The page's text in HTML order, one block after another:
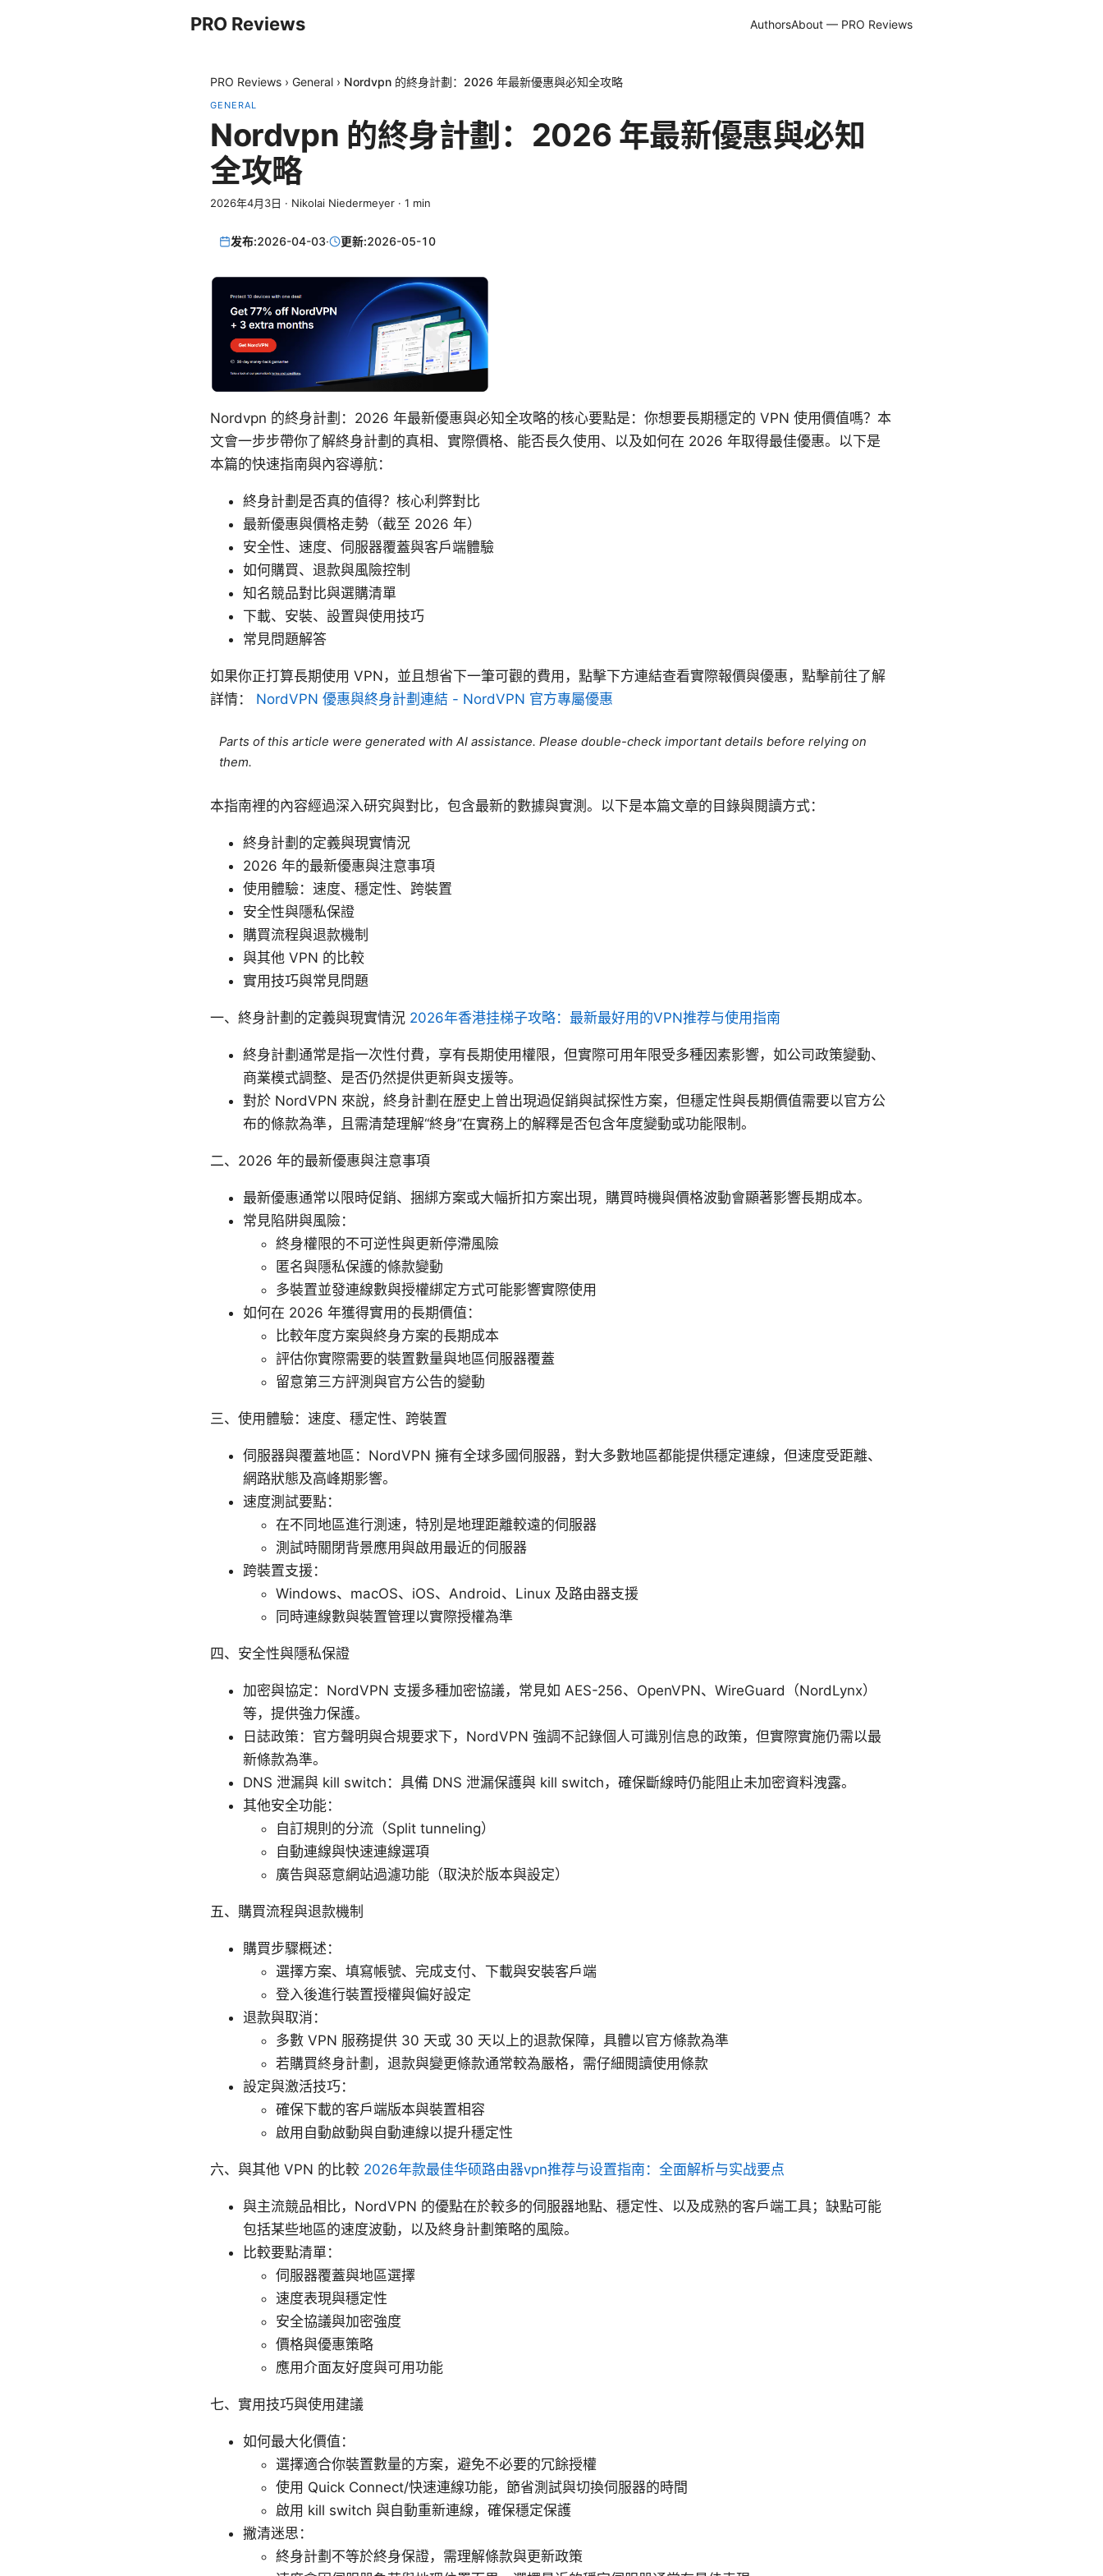
PRO Reviews AuthorsAbout — PRO Reviews
PRO Reviews › General › Nordvpn 的終身計劃：2026 年最新優惠與必知全攻略
GENERAL
Nordvpn 的終身計劃：2026 年最新優惠與必知
全攻略
2026年4月3日 · Nikolai Niedermeyer · 1 min
发布:2026-04-03· 更新:2026-05-10
Nordvpn 的終身計劃：2026 年最新優惠與必知全攻略的核心要點是：你想要長期穩定的 VPN 使用價值嗎？本
文會一步步帶你了解終身計劃的真相、實際價格、能否長久使用、以及如何在 2026 年取得最佳優惠。以下是
本篇的快速指南與內容導航：
終身計劃是否真的值得？核心利弊對比
最新優惠與價格走勢（截至 2026 年）
安全性、速度、伺服器覆蓋與客戶端體驗
如何購買、退款與風險控制
知名競品對比與選購清單
下載、安裝、設置與使用技巧
常見問題解答
如果你正打算長期使用 VPN，並且想省下一筆可觀的費用，點擊下方連結查看實際報價與優惠，點擊前往了解
詳情： NordVPN 優惠與終身計劃連結 - NordVPN 官方專屬優惠
Parts of this article were generated with AI assistance. Please double-check important details before relying on
them.
本指南裡的內容經過深入研究與對比，包含最新的數據與實測。以下是本篇文章的目錄與閱讀方式：
終身計劃的定義與現實情況
2026 年的最新優惠與注意事項
使用體驗：速度、穩定性、跨裝置
安全性與隱私保證
購買流程與退款機制
與其他 VPN 的比較
實用技巧與常見問題
一、終身計劃的定義與現實情況 2026年香港挂梯子攻略：最新最好用的VPN推荐与使用指南
終身計劃通常是指一次性付費，享有長期使用權限，但實際可用年限受多種因素影響，如公司政策變動、
商業模式調整、是否仍然提供更新與支援等。
對於 NordVPN 來說，終身計劃在歷史上曾出現過促銷與試探性方案，但穩定性與長期價值需要以官方公
布的條款為準，且需清楚理解“終身”在實務上的解釋是否包含年度變動或功能限制。
二、2026 年的最新優惠與注意事項
最新優惠通常以限時促銷、捆綁方案或大幅折扣方案出現，購買時機與價格波動會顯著影響長期成本。
常見陷阱與風險：
終身權限的不可逆性與更新停滯風險
匿名與隱私保護的條款變動
多裝置並發連線數與授權綁定方式可能影響實際使用
如何在 2026 年獲得實用的長期價值：
比較年度方案與終身方案的長期成本
評估你實際需要的裝置數量與地區伺服器覆蓋
留意第三方評測與官方公告的變動
三、使用體驗：速度、穩定性、跨裝置
伺服器與覆蓋地區：NordVPN 擁有全球多國伺服器，對大多數地區都能提供穩定連線，但速度受距離、
網路狀態及高峰期影響。
速度測試要點：
在不同地區進行測速，特別是地理距離較遠的伺服器
測試時關閉背景應用與啟用最近的伺服器
跨裝置支援：
Windows、macOS、iOS、Android、Linux 及路由器支援
同時連線數與裝置管理以實際授權為準
四、安全性與隱私保證
加密與協定：NordVPN 支援多種加密協議，常見如 AES-256、OpenVPN、WireGuard（NordLynx）
等，提供強力保護。
日誌政策：官方聲明與合規要求下，NordVPN 強調不記錄個人可識別信息的政策，但實際實施仍需以最
新條款為準。
DNS 泄漏與 kill switch：具備 DNS 泄漏保護與 kill switch，確保斷線時仍能阻止未加密資料洩露。
其他安全功能：
自訂規則的分流（Split tunneling）
自動連線與快速連線選項
廣告與惡意網站過濾功能（取決於版本與設定）
五、購買流程與退款機制
購買步驟概述：
選擇方案、填寫帳號、完成支付、下載與安裝客戶端
登入後進行裝置授權與偏好設定
退款與取消：
多數 VPN 服務提供 30 天或 30 天以上的退款保障，具體以官方條款為準
若購買終身計劃，退款與變更條款通常較為嚴格，需仔細閱讀使用條款
設定與激活技巧：
確保下載的客戶端版本與裝置相容
啟用自動啟動與自動連線以提升穩定性
六、與其他 VPN 的比較 2026年款最佳华硕路由器vpn推荐与设置指南：全面解析与实战要点
與主流競品相比，NordVPN 的優點在於較多的伺服器地點、穩定性、以及成熟的客戶端工具；缺點可能
包括某些地區的速度波動，以及終身計劃策略的風險。
比較要點清單：
伺服器覆蓋與地區選擇
速度表現與穩定性
安全協議與加密強度
價格與優惠策略
應用介面友好度與可用功能
七、實用技巧與使用建議
如何最大化價值：
選擇適合你裝置數量的方案，避免不必要的冗餘授權
使用 Quick Connect/快速連線功能，節省測試與切換伺服器的時間
啟用 kill switch 與自動重新連線，確保穩定保護
撇清迷思：
終身計劃不等於終身保證，需理解條款與更新政策